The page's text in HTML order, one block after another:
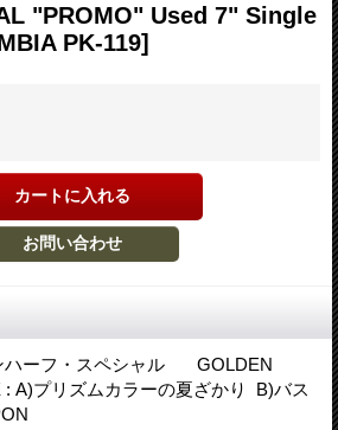
"PROMO" Used 7" Single
PK-119]
ハーフ・スペシャル GOLDEN
: A)プリズムカラーの夏ざかり B)バス